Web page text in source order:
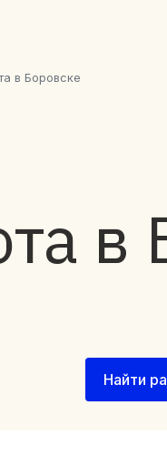
в Боровске
в
Найти